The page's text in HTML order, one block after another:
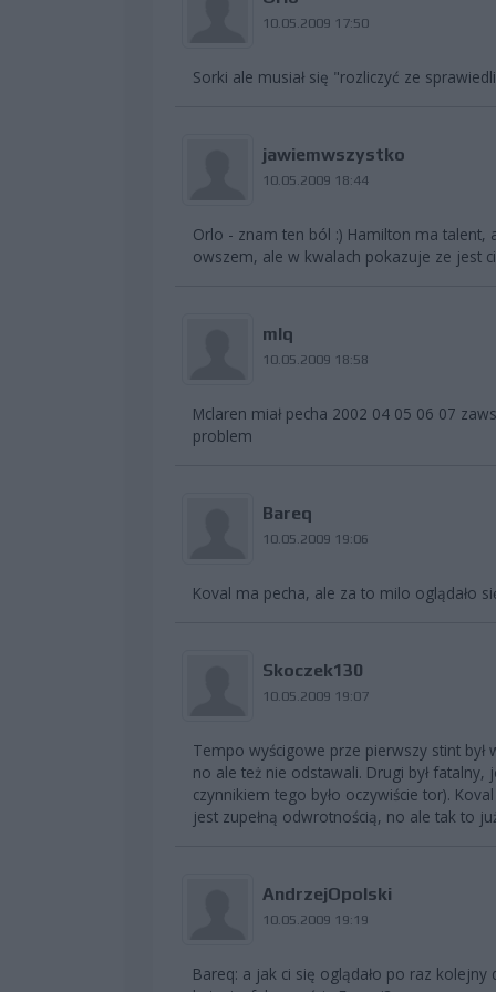
10.05.2009 17:50
Sorki ale musiał się "rozliczyć ze
jawiemwszystko
10.05.2009 18:44
Orlo - znam ten ból :) Hamilton ma
owszem, ale w kwalach pokazuje ze jest
mlq
10.05.2009 18:58
Mclaren miał pecha 2002 04 05 06 07
problem
Bareq
10.05.2009 19:06
Koval ma pecha, ale za to milo oglądało
Skoczek130
10.05.2009 19:07
Tempo wyścigowe prze pierwszy stint był
no ale też nie odstawali. Drugi był
czynnikiem tego było oczywiście tor).
jest zupełną odwrotnością, no ale tak to
AndrzejOpolski
10.05.2009 19:19
Bareq: a jak ci się oglądało po raz